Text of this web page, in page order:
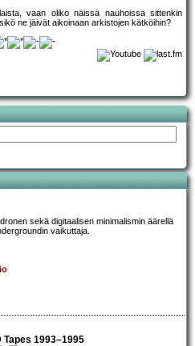
vaan oliko näissä nauhoissa sittenkin
ne jäivät aikoinaan arkistojen kätköihin?
sekä digitaalisen minimalismin äärellä
vaikuttaja.
Tapes 1993–1995